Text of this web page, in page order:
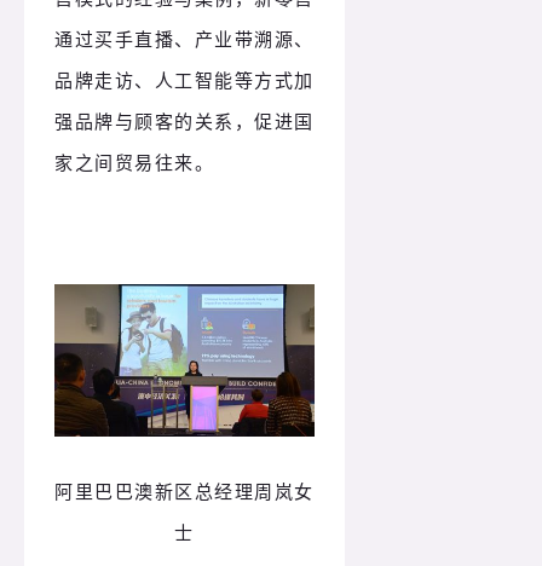
通过买手直播、产业带溯源、
品牌走访、人工智能等方式加
强品牌与顾客的关系，促进国
家之间贸易往来。
阿里巴巴澳新区总经理周岚女
士